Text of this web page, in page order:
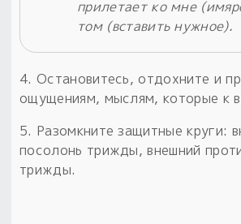
прилетает ко мне
том (вставить нужное).
4. Остановитесь, отдохните и
ощущениям, мыслям, которые к
5. Разомкните защитные круги:
посолонь трижды, внешний
трижды.